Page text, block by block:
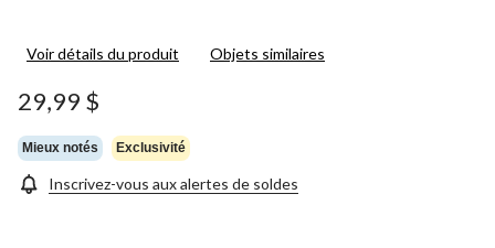
Voir détails du produit Objets similaires
29,99 $
Mieux notés Exclusivité
Inscrivez-vous aux alertes de soldes